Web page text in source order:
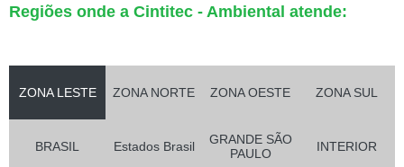
Regiões onde a Cintitec - Ambiental atende:
ZONA LESTE ZONA NORTE ZONA OESTE ZONA SUL
BRASIL Estados Brasil
GRANDE SÃO
PAULO
INTERIOR